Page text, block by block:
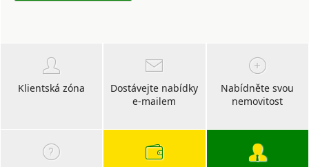
Klientská zóna
Dostávejte nabídky
e-mailem
Nabídněte svou
nemovitost